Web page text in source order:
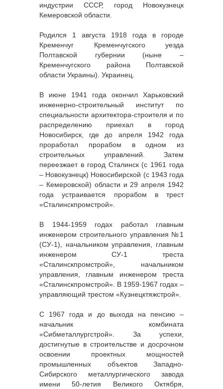
индустрии СССР, город Новокузнецк
Кемеровской области.
Родился 1 августа 1918 года в городе
Кременчуг Кременчугского уезда
Полтавской губернии (ныне –
Кременчугского района Полтавской
области Украины). Украинец.
В июне 1941 года окончил Харьковский
инженерно-строительный институт по
специальности архитектора-строителя и по
распределению приехал в город
Новосибирск, где до апреля 1942 года
проработал прорабом в одном из
строительных управлений. Затем
переезжает в город Сталинск (с 1961 года
– Новокузнецк) Новосибирской (с 1943 года
– Кемеровской) области и 29 апреля 1942
года устраивается прорабом в трест
«Сталинскпромстрой».
В 1944-1959 годах работал главным
инженером строительного управления №1
(СУ-1), начальником управления, главным
инженером СУ-1 треста
«Сталинскпромстрой», начальником
управления, главным инженером треста
«Сталинскпромстрой». В 1959-1967 годах –
управляющий трестом «Кузнецктяжстрой».
С 1967 года и до выхода на пенсию –
начальник комбината
«Сибметаллургстрой». За успехи,
достигнутые в строительстве и досрочном
освоении проектных мощностей
промышленных объектов Западно-
Сибирского металлургического завода
имени 50-летия Великого Октября,